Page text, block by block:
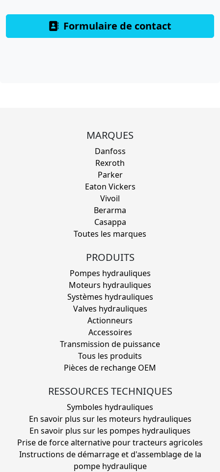
Formulaire de contact
MARQUES
Danfoss
Rexroth
Parker
Eaton Vickers
Vivoil
Berarma
Casappa
Toutes les marques
PRODUITS
Pompes hydrauliques
Moteurs hydrauliques
Systèmes hydrauliques
Valves hydrauliques
Actionneurs
Accessoires
Transmission de puissance
Tous les produits
Pièces de rechange OEM
RESSOURCES TECHNIQUES
Symboles hydrauliques
En savoir plus sur les moteurs hydrauliques
En savoir plus sur les pompes hydrauliques
Prise de force alternative pour tracteurs agricoles
Instructions de démarrage et d'assemblage de la
pompe hydraulique